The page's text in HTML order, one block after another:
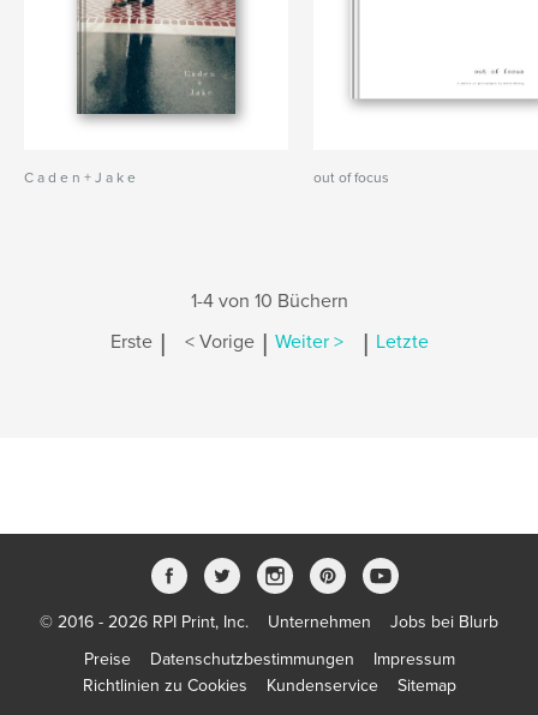
C a d e n + J a k e out of focus
1-4 von 10 Büchern
Erste | < Vorige | Weiter > | Letzte
© 2016 - 2026 RPI Print, Inc. Unternehmen
Jobs bei Blurb
Preise
Datenschutzbestimmungen
Impressum
Richtlinien zu Cookies
Kundenservice Sitemap